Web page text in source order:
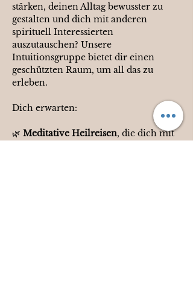
stärken, deinen Alltag bewusster zu
gestalten und dich mit anderen
spirituell Interessierten
auszutauschen? Unsere
Intuitionsgruppe bietet dir einen
geschützten Raum, um all das zu
erleben.
Dich erwarten:
🌿 Meditative Heilreisen, die dich mit